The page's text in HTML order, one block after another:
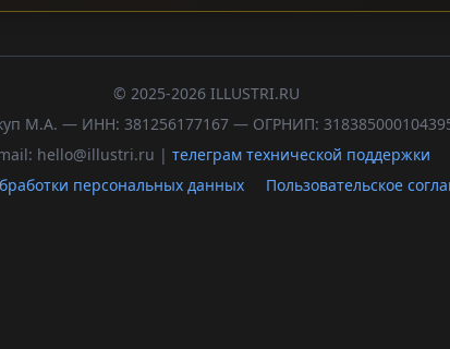
© 2025-2026 ILLUSTRI.RU
М.А. — ИНН: 381256177167 — ОГРНИП:
hello@illustri.ru | телеграм технической поддержки
персональных данных
Пользовательское